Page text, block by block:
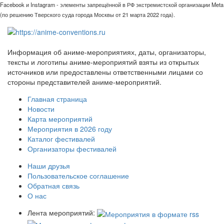
Facebook и Instagram - элементы запрещённой в РФ экстремистской организации Meta
(по решению Тверского суда города Москвы от 21 марта 2022 года).
Информация об аниме-мероприятиях, даты, организаторы,
тексты и логотипы аниме-мероприятий взяты из открытых
источников или предоставлены ответственными лицами со
стороны представителей аниме-мероприятий.
Главная страница
Новости
Карта мероприятий
Мероприятия в 2026 году
Каталог фестивалей
Организаторы фестивалей
Наши друзья
Пользовательское соглашение
Обратная связь
О нас
Лента мероприятий: